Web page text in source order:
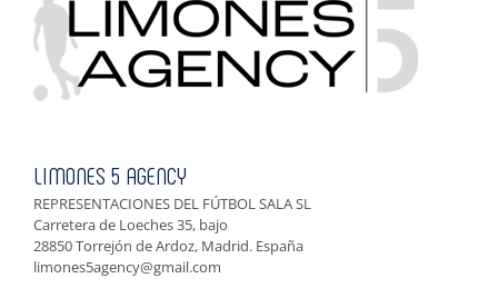
LIMONES 5 AGENCY
REPRESENTACIONES DEL FÚTBOL SALA SL
Carretera de Loeches 35, bajo
28850 Torrejón de Ardoz, Madrid. España
limones5agency@gmail.com